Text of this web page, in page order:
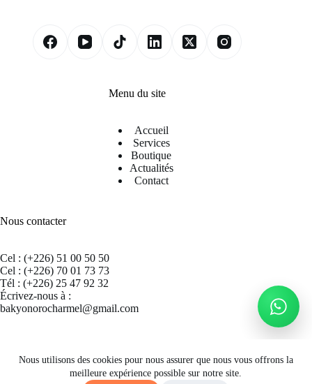
Nous utilisons des cookies pour nous assurer que nous vous offrons la
meilleure expérience possible sur notre site.
Menu du site
Accueil
Services
Boutique
Actualités
Contact
Nous contacter
Cel : (+226) 51 00 50 50
Cel : (+226) 70 01 73 73
Tél : (+226) 25 47 92 32
Écrivez-nous à :
bakyonorocharmel@gmail.com